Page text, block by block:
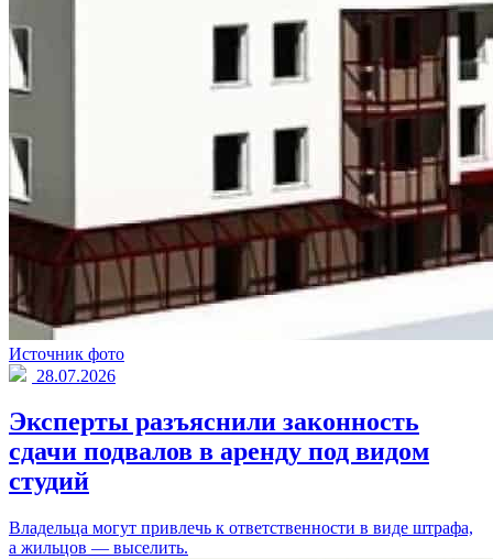
Источник фото
28.07.2026
Эксперты разъяснили законность
сдачи подвалов в аренду под видом
студий
Владельца могут привлечь к ответственности в виде штрафа,
а жильцов — выселить.